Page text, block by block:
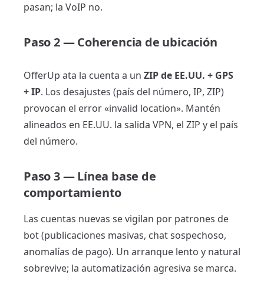
pasan; la VoIP no.
Paso 2 — Coherencia de ubicación
OfferUp ata la cuenta a un ZIP de EE.UU. + GPS
+ IP. Los desajustes (país del número, IP, ZIP)
provocan el error «invalid location». Mantén
alineados en EE.UU. la salida VPN, el ZIP y el país
del número.
Paso 3 — Línea base de
comportamiento
Las cuentas nuevas se vigilan por patrones de
bot (publicaciones masivas, chat sospechoso,
anomalías de pago). Un arranque lento y natural
sobrevive; la automatización agresiva se marca.